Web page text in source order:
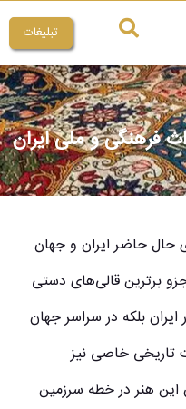
تبلیغات
فرهنگی و ملی ایران
حال حاضر ایران و جهان
برترین قالی‌های دستی
ایران بلکه در سراسر جهان
تاریخی خاصی نیز
این هنر در خطه سرزمین